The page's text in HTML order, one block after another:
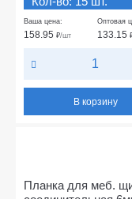
Ваша цена:
158.95 ₽/шт
Оптовая
133.15
В корзину
Планка для меб.